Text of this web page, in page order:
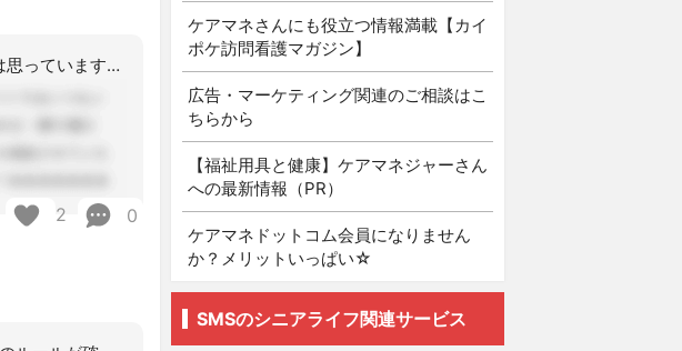
状態変化がなければ1年短期目標でもいいかと私個人では思っています。（私もそうして
2 0
ケアマネさんにも役立つ情報満載【カイ
ポケ訪問看護マガジン】
広告・マーケティング関連のご相談はこ
ちらから
【福祉用具と健康】ケアマネジャーさん
への最新情報（PR）
ケアマネドットコム会員になりません
か？メリットいっぱい☆
SMSのシニアライフ関連サービス